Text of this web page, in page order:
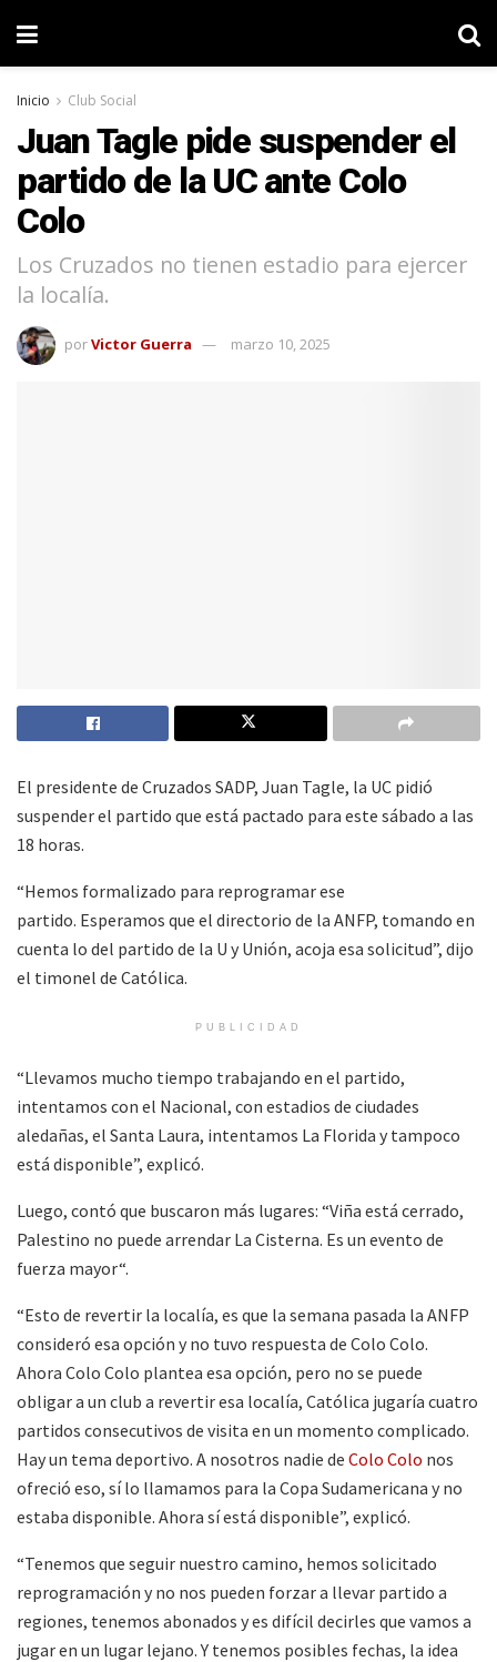
Inicio Club Social
Juan Tagle pide suspender el
partido de la UC ante Colo
Colo
Los Cruzados no tienen estadio para ejercer
la localía.
porVictor Guerra marzo 10, 2025
El presidente de Cruzados SADP, Juan Tagle, la UC pidió
suspender el partido que está pactado para este sábado a las
18 horas.
“Hemos formalizado para reprogramar ese
partido. Esperamos que el directorio de la ANFP, tomando en
cuenta lo del partido de la U y Unión, acoja esa solicitud”, dijo
el timonel de Católica.
PUBLICIDAD
“Llevamos mucho tiempo trabajando en el partido,
intentamos con el Nacional, con estadios de ciudades
aledañas, el Santa Laura, intentamos La Florida y tampoco
está disponible”, explicó.
Luego, contó que buscaron más lugares: “Viña está cerrado,
Palestino no puede arrendar La Cisterna. Es un evento de
fuerza mayor“.
“Esto de revertir la localía, es que la semana pasada la ANFP
consideró esa opción y no tuvo respuesta de Colo Colo.
Ahora Colo Colo plantea esa opción, pero no se puede
obligar a un club a revertir esa localía, Católica jugaría cuatro
partidos consecutivos de visita en un momento complicado.
Hay un tema deportivo. A nosotros nadie de Colo Colo nos
ofreció eso, sí lo llamamos para la Copa Sudamericana y no
estaba disponible. Ahora sí está disponible”, explicó.
“Tenemos que seguir nuestro camino, hemos solicitado
reprogramación y no nos pueden forzar a llevar partido a
regiones, tenemos abonados y es difícil decirles que vamos a
jugar en un lugar lejano. Y tenemos posibles fechas, la idea